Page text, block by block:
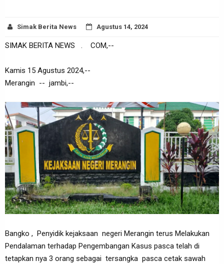
Simak Berita News Agustus 14, 2024
SIMAK BERITA NEWS . COM,--
Kamis 15 Agustus 2024,--
Merangin -- jambi,--
Bangko , Penyidik kejaksaan negeri Merangin terus Melakukan
Pendalaman terhadap Pengembangan Kasus pasca telah di
tetapkan nya 3 orang sebagai tersangka pasca cetak sawah